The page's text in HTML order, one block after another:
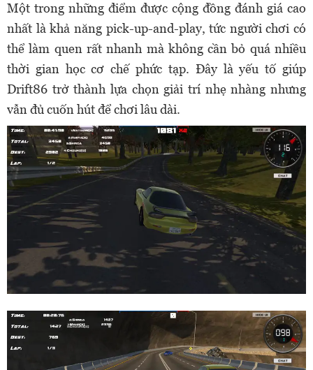
Một trong những điểm được cộng đồng đánh giá cao
nhất là khả năng pick-up-and-play, tức người chơi có
thể làm quen rất nhanh mà không cần bỏ quá nhiều
thời gian học cơ chế phức tạp. Đây là yếu tố giúp
Drift86 trở thành lựa chọn giải trí nhẹ nhàng nhưng
vẫn đủ cuốn hút để chơi lâu dài.